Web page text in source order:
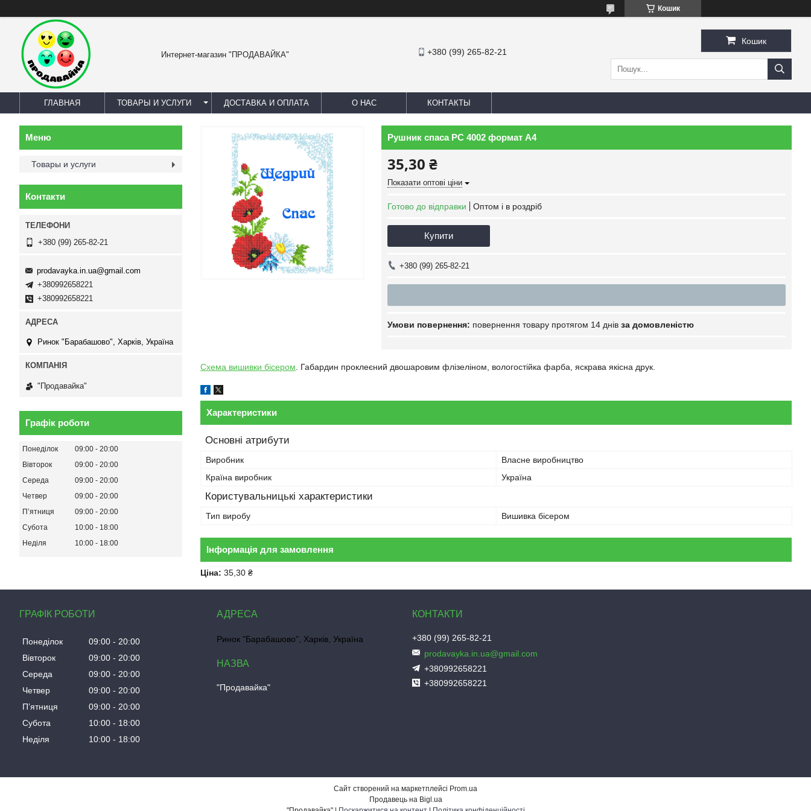
Кошик
Интернет-магазин "ПРОДАВАЙКА" +380 (99) 265-82-21
Кошик
ГЛАВНАЯ ТОВАРЫ И УСЛУГИ ДОСТАВКА И ОПЛАТА О НАС КОНТАКТЫ
Рушник спаса РС 4002 формат А4
35,30 ₴
Показати оптові ціни
Готово до відправки Оптом і в роздріб
Купити
+380 (99) 265-82-21
повернення товару протягом 14 днів за домовленістю
Схема вишивки бісером . Габардин проклеєний двошаровим флізеліном, вологостійка фарба, яскрава якісна друк.
Характеристики
Основні атрибути
Виробник
Власне виробництво
Країна виробник
Україна
Користувальницькі характеристики
Тип виробу Вишивка бісером
Інформація для замовлення
Ціна: 35,30 ₴
Товары и услуги
Контакти
+380 (99) 265-82-21
prodavayka.in.ua@gmail.com
+380992658221
+380992658221
Ринок "Барабашово", Харків, Україна
"Продавайка"
Графік роботи
Понеділок 09:00
20:00
Вівторок
09:00
20:00
Середа
09:00
20:00
Четвер
09:00
20:00
Пʼятниця
09:00
20:00
Субота
10:00
18:00
Неділя
10:00 18:00
ГРАФІК РОБОТИ
Понеділок 09:00
20:00
Вівторок
09:00
20:00
Середа
09:00
20:00
Четвер
09:00
20:00
Пʼятниця
09:00
20:00
Субота
10:00
18:00
Неділя
10:00 18:00
Ринок "Барабашово", Харків, Україна
"Продавайка"
+380 (99) 265-82-21
prodavayka.in.ua@gmail.com
+380992658221
+380992658221
Сайт створений на маркетплейсі Prom.ua
Продавець на Bigl.ua